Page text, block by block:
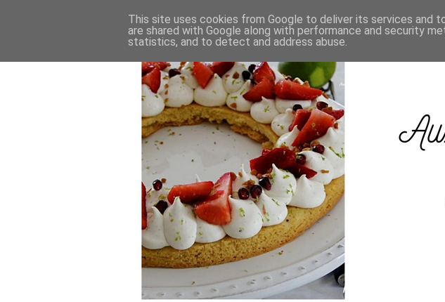
This site uses cookies from Google to deliver its services and
are shared with Google along with performance and security
statistics, and to detect and address abuse.